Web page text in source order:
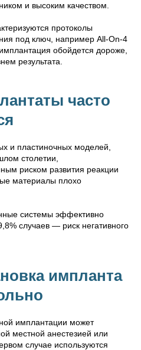
и высоким качеством.
протоколы
под ключ, например All-On-4
обойдется дороже,
результата.
часто
и пластиночных моделей,
столетии,
риском развития реакции
материалы плохо
системы эффективно
случаев — риск негативного
импланта
имплантации может
местной анестезией или
случае используются